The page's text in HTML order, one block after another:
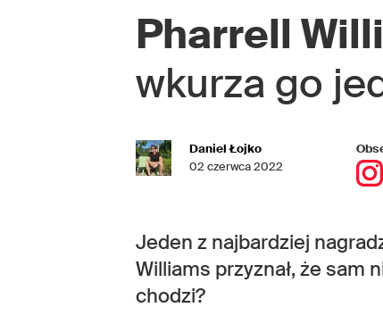
Pharrell
wkurza go
Daniel Łojko
02 czerwca 2022
Jeden z najbardziej
Williams przyznał, że sam
chodzi?